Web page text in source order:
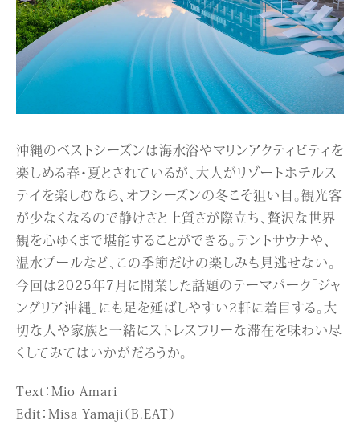
沖縄のベストシーズンは海水浴やマリンアクティビティを
楽しめる春・夏とされているが、大人がリゾートホテルス
テイを楽しむなら、オフシーズンの冬こそ狙い目。観光客
が少なくなるので静けさと上質さが際立ち、贅沢な世界
観を心ゆくまで堪能することができる。テントサウナや、
温水プールなど、この季節だけの楽しみも見逃せない。
今回は2025年7月に開業した話題のテーマパーク「ジャ
ングリア沖縄」にも足を延ばしやすい2軒に着目する。大
切な人や家族と一緒にストレスフリーな滞在を味わい尽
くしてみてはいかがだろうか。
Text：Mio Amari
Edit：Misa Yamaji（B.EAT）